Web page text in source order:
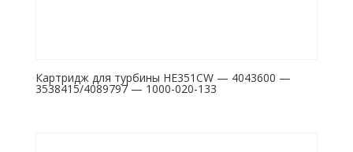
Картридж для турбины HE351CW — 4043600 —
3538415/4089797 — 1000-020-133